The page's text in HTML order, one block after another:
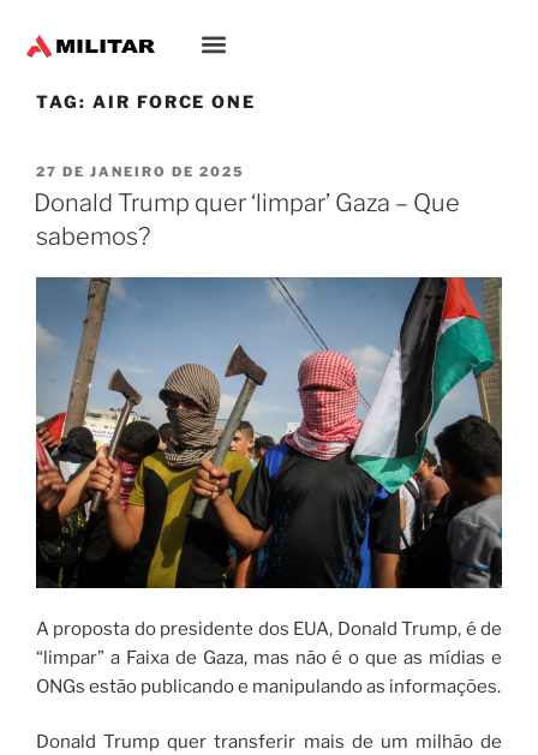
TAG: AIR FORCE ONE
27 DE JANEIRO DE 2025
Donald Trump quer ‘limpar’ Gaza – Que
sabemos?
A proposta do presidente dos EUA, Donald Trump, é de
“limpar” a Faixa de Gaza, mas não é o que as mídias e
ONGs estão publicando e manipulando as informações.
Donald Trump quer transferir mais de um milhão de